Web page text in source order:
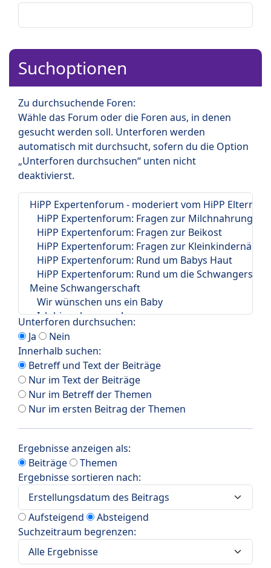
Suchoptionen
Zu durchsuchende Foren:
Wähle das Forum oder die Foren aus, in denen
gesucht werden soll. Unterforen werden
automatisch mit durchsucht, sofern du die Option
„Unterforen durchsuchen“ unten nicht
deaktivierst.
Unterforen durchsuchen:
Ja
Nein
Innerhalb suchen:
Betreff und Text der Beiträge
Nur im Text der Beiträge
Nur im Betreff der Themen
Nur im ersten Beitrag der Themen
Ergebnisse anzeigen als:
Beiträge
Themen
Ergebnisse sortieren nach:
Aufsteigend
Absteigend
Suchzeitraum begrenzen: